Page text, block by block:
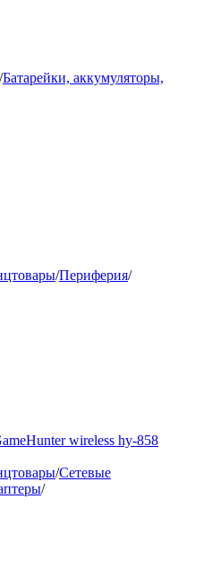
/Батарейки, аккумуляторы,
/Периферия/
wireless hy-858
/Сетевые
/